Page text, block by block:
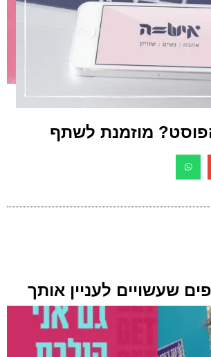
מוזמנת לשתף
שעשויים לעניין אותך